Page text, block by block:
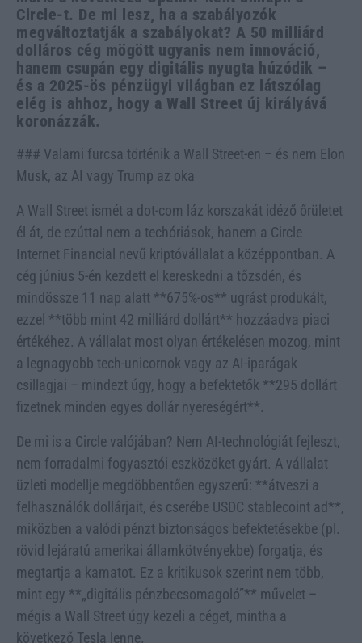
Circle-t. De mi lesz, ha a szabályozók
megváltoztatják a szabályokat? A 50 milliárd
dolláros cég mögött ugyanis nem innováció,
hanem csupán egy digitális nyugta húzódik –
és a 2025-ös pénzügyi világban ez látszólag
elég is ahhoz, hogy a Wall Street új királyává
koronázzák.
### Valami furcsa történik a Wall Street-en – és nem Elon
Musk, az AI vagy Trump az oka
A Wall Street ismét a dot-com láz korszakát idéző őrületet
él át, de ezúttal nem a techóriások, hanem a Circle
Internet Financial nevű kriptóvállalat a középpontban. A
cég június 5-én kezdett el kereskedni a tőzsdén, és
mindössze 11 nap alatt **675%-os** ugrást produkált,
ezzel **több mint 42 milliárd dollárt** hozzáadva piaci
értékéhez. A vállalat most olyan értékelésen mozog, mint
a legnagyobb tech-unicornok vagy az AI-iparágak
csillagjai – mindezt úgy, hogy a befektetők **295 dollárt
fizetnek minden egyes dollár nyereségért**.
De mi is a Circle valójában? Nem AI-technológiát fejleszt,
nem forradalmi fogyasztói eszközöket gyárt. A vállalat
üzleti modellje megdöbbentően egyszerű: **átveszi a
felhasználók dollárjait, és cserébe USDC stablecoint ad**,
miközben a valódi pénzt biztonságos befektetésekbe (pl.
rövid lejáratú amerikai államkötvényekbe) forgatja, és
megtartja a kamatot. Ez a kritikusok szerint nem több,
mint egy **„digitális pénzbecsomagoló”** művelet –
mégis a Wall Street úgy kezeli a céget, mintha a
következő Tesla lenne.